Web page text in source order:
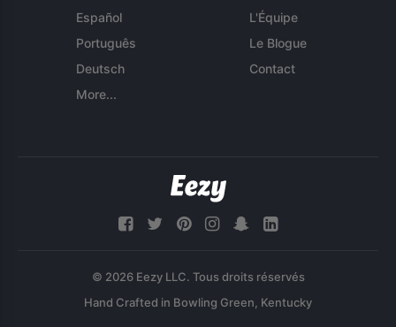
Español
Português
Deutsch
More...
L'Équipe
Le Blogue
Contact
© 2026 Eezy LLC. Tous droits réservés